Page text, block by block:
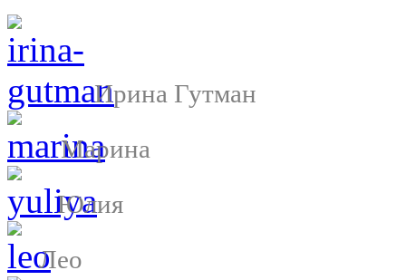
Ирина Гутман
Марина
Юлия
Лео